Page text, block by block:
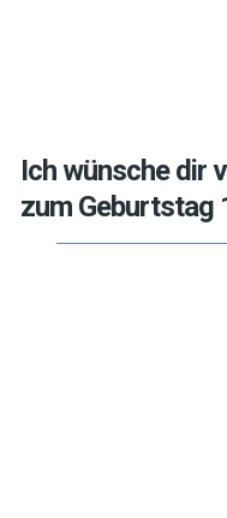
Ich wünsche dir
zum Geburtstag